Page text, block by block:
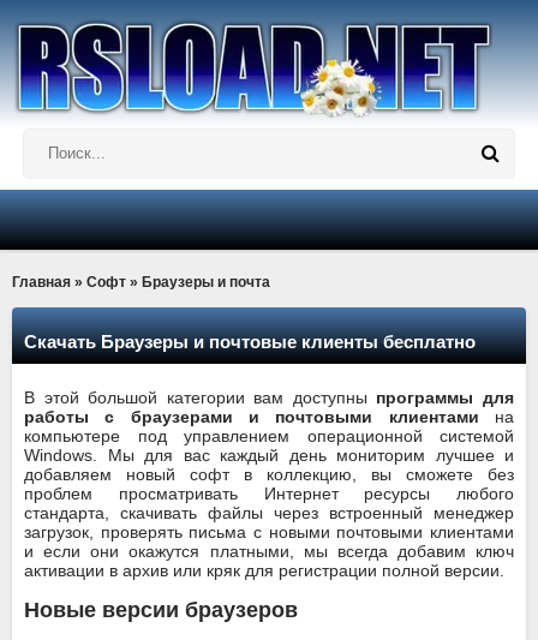
Главная » Софт » Браузеры и почта
Скачать Браузеры и почтовые клиенты бесплатно
В этой большой категории вам доступны программы для
работы с браузерами и почтовыми клиентами на
компьютере под управлением операционной системой
Windows. Мы для вас каждый день мониторим лучшее и
добавляем новый софт в коллекцию, вы сможете без
проблем просматривать Интернет ресурсы любого
стандарта, скачивать файлы через встроенный менеджер
загрузок, проверять письма с новыми почтовыми клиентами
и если они окажутся платными, мы всегда добавим ключ
активации в архив или кряк для регистрации полной версии.
Новые версии браузеров